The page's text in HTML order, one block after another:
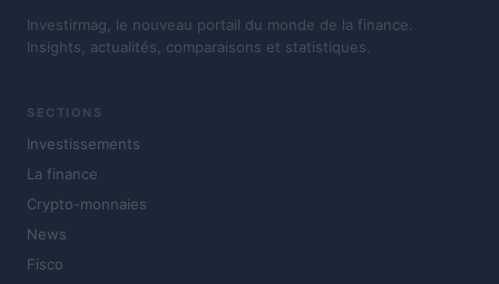
Investirmag, le nouveau portail du monde de la finance.
Insights, actualités, comparaisons et statistiques.
SECTIONS
Investissements
La finance
Crypto-monnaies
News
Fisco